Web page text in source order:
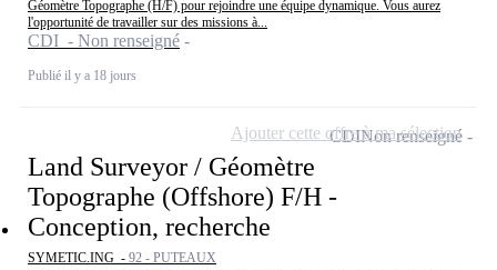
Géomètre Topographe (H/F) pour rejoindre une équipe dynamique. Vous aurez
l'opportunité de travailler sur des missions à...
CDI - Non renseigné
Publié il y a 18 jours
Land Surveyor / Géomètre
Topographe (Offshore) F/H -
Conception, recherche
SYMETIC.ING - 92 - PUTEAUX
CDINon renseigné
Ajouter cette offre à ma sélection